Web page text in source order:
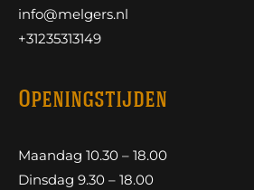
info@melgers.nl
+31235313149
Openingstijden
Maandag 10.30 – 18.00
Dinsdag 9.30 – 18.00